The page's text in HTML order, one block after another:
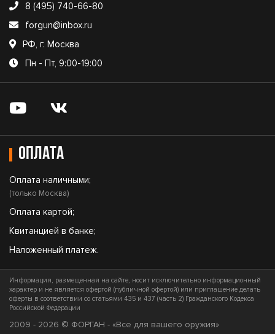
8 (495) 740-66-80
forgun@inbox.ru
РФ, г. Москва
Пн - Пт, 9:00-19:00
Оплата
Оплата наличными;
(только Москва)
Оплата картой;
Квитанцией в банке;
Наложенный платеж.
Информация, размещенная на сайте, носит исключительно информационный
характер и не является офертой (публичной офертой) или приглашение делать
оферты в соответствии со статьями 435 и 437 (часть 2) Гражданского Кодекса
Российской Федерации
2009 - 2026 © ФОРГАН - «Все для вашего оружия»